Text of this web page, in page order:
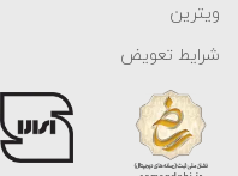
ویترین
شرایط تعویض